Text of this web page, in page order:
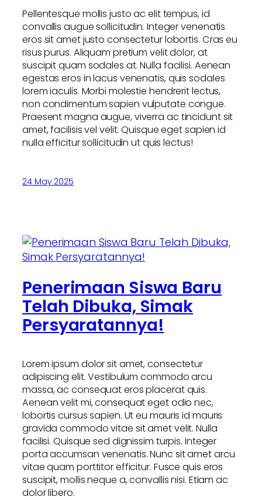
Pellentesque mollis justo ac elit tempus, id
convallis augue sollicitudin. Integer venenatis
eros sit amet justo consectetur lobortis. Cras eu
risus purus. Aliquam pretium velit dolor, at
suscipit quam sodales at. Nulla facilisi. Aenean
egestas eros in lacus venenatis, quis sodales
lorem iaculis. Morbi molestie hendrerit lectus,
non condimentum sapien vulputate congue.
Praesent magna augue, viverra ac tincidunt sit
amet, facilisis vel velit. Quisque eget sapien id
nulla efficitur sollicitudin ut quis lectus!
24 May 2025
Penerimaan Siswa Baru
Telah Dibuka, Simak
Persyaratannya!
Lorem ipsum dolor sit amet, consectetur
adipiscing elit. Vestibulum commodo arcu
massa, ac consequat eros placerat quis.
Aenean velit mi, consequat eget odio nec,
lobortis cursus sapien. Ut eu mauris id mauris
gravida commodo vitae sit amet velit. Nulla
facilisi. Quisque sed dignissim turpis. Integer
porta accumsan venenatis. Nunc sit amet arcu
vitae quam porttitor efficitur. Fusce quis eros
suscipit, mollis neque a, convallis nisi. Etiam ac
dolor libero.